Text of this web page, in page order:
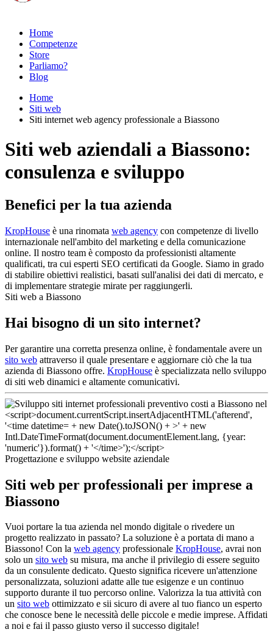
Home
Competenze
Store
Parliamo?
Blog
Home
Siti web
Siti internet web agency professionale a Biassono
Siti web aziendali a Biassono:
consulenza e sviluppo
Benefici per la tua azienda
KropHouse è una rinomata web agency con competenze di livello
internazionale nell'ambito del marketing e della comunicazione
online. Il nostro team è composto da professionisti altamente
qualificati, tra cui esperti SEO certificati da Google. Siamo in grado
di stabilire obiettivi realistici, basati sull'analisi dei dati di mercato, e
di implementare strategie mirate per raggiungerli.
Siti web a Biassono
Hai bisogno di un sito internet?
Per garantire una corretta presenza online, è fondamentale avere un
sito web attraverso il quale presentare e aggiornare ciò che la tua
azienda di Biassono offre. KropHouse è specializzata nello sviluppo
di siti web dinamici e altamente comunicativi.
Progettazione e sviluppo website aziendale
Siti web per professionali per imprese a
Biassono
Vuoi portare la tua azienda nel mondo digitale o rivedere un
progetto realizzato in passato? La soluzione è a portata di mano a
Biassono! Con la web agency professionale KropHouse, avrai non
solo un sito web su misura, ma anche il privilegio di essere seguito
da un consulente dedicato. Questo significa ricevere un'attenzione
personalizzata, soluzioni adatte alle tue esigenze e un continuo
supporto durante il tuo percorso online. Valorizza la tua attività con
un sito web ottimizzato e sii sicuro di avere al tuo fianco un esperto
che conosce bene le necessità delle piccole e medie imprese. Affidati
a noi e fai il passo giusto verso il successo digitale!